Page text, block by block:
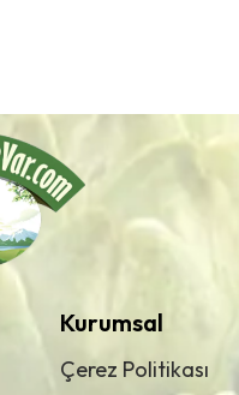
Kurumsal
Çerez Politikası